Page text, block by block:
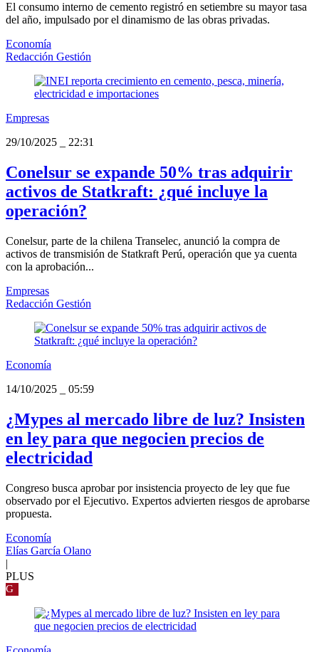
El consumo interno de cemento registró en setiembre su mayor tasa
del año, impulsado por el dinamismo de las obras privadas.
Economía
Redacción Gestión
Empresas
29/10/2025
22:31
Conelsur se expande 50% tras adquirir
activos de Statkraft: ¿qué incluye la
operación?
Conelsur, parte de la chilena Transelec, anunció la compra de
activos de transmisión de Statkraft Perú, operación que ya cuenta
con la aprobación...
Empresas
Redacción Gestión
Economía
14/10/2025
05:59
¿Mypes al mercado libre de luz? Insisten
en ley para que negocien precios de
electricidad
Congreso busca aprobar por insistencia proyecto de ley que fue
observado por el Ejecutivo. Expertos advierten riesgos de aprobarse
propuesta.
Economía
Elías García Olano
|
PLUS
G